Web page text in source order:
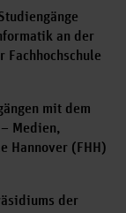
an der
mit dem
Medien,
Hannover (FHH)
der